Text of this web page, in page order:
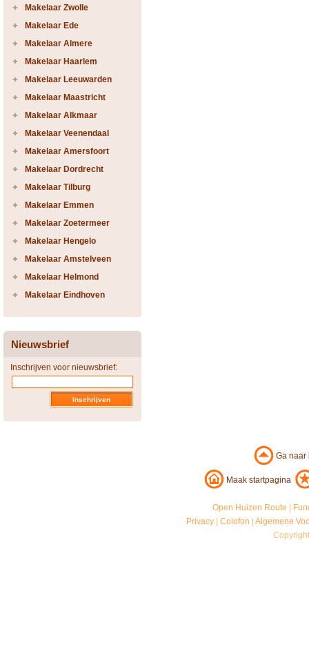
Makelaar Zwolle
Makelaar Ede
Makelaar Almere
Makelaar Haarlem
Makelaar Leeuwarden
Makelaar Maastricht
Makelaar Alkmaar
Makelaar Veenendaal
Makelaar Amersfoort
Makelaar Dordrecht
Makelaar Tilburg
Makelaar Emmen
Makelaar Zoetermeer
Makelaar Hengelo
Makelaar Amstelveen
Makelaar Helmond
Makelaar Eindhoven
Nieuwsbrief
Inschrijven voor nieuwsbrief:
Ga
Maak startpagina
Open Huizen Route
Privacy |Colofon |Algemene